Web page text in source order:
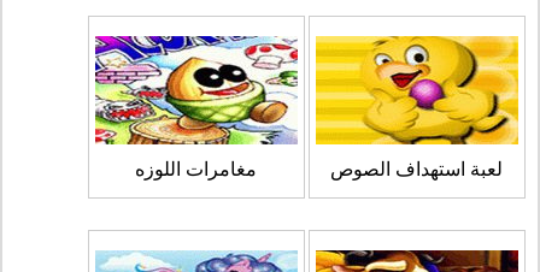
لعبة استهداف الصوص مغامرات اللوزه